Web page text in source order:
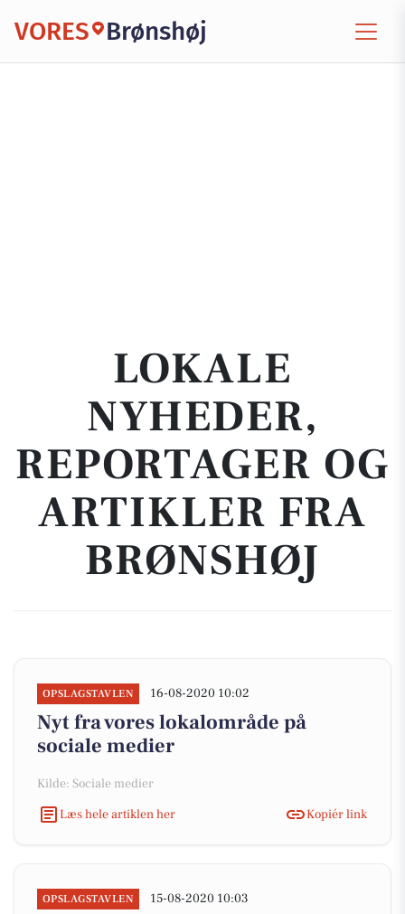
VORES Brønshøj
LOKALE
NYHEDER,
REPORTAGER OG
ARTIKLER FRA
BRØNSHØJ
OPSLAGSTAVLEN 16-08-2020 10:02
Nyt fra vores lokalområde på
sociale medier
Kilde: Sociale medier
Læs hele artiklen her
Kopiér link
OPSLAGSTAVLEN 15-08-2020 10:03